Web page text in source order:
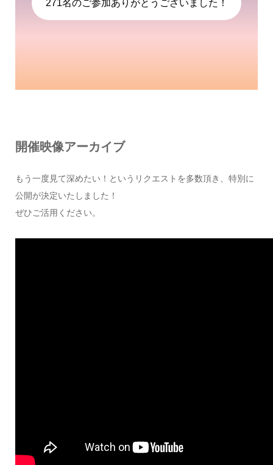
271名のご参加ありがとうございました！
開催映像アーカイブ
もう一度見て深めたい！というリクエストを多数頂き、特別に
公開が決定いたしました！
ぜひご活用ください。